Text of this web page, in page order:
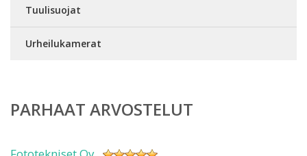
Tuulisuojat
Urheilukamerat
PARHAAT ARVOSTELUT